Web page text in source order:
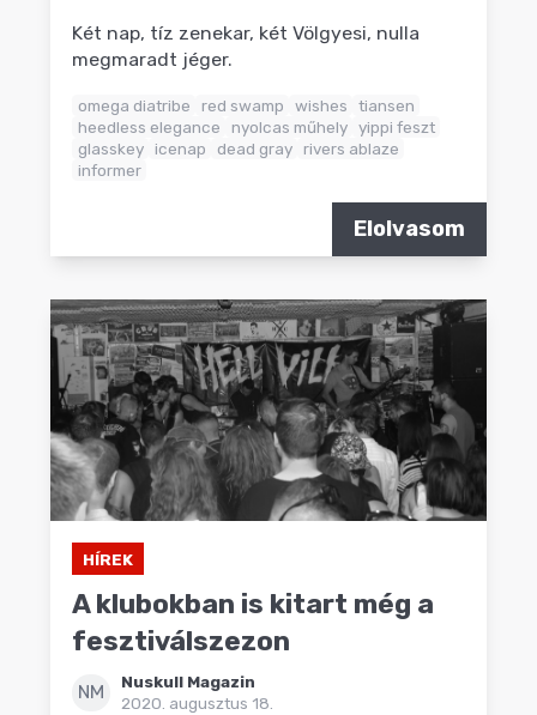
Két nap, tíz zenekar, két Völgyesi, nulla
megmaradt jéger.
omega diatribe red swamp wishes
tiansen
heedless elegance
nyolcas műhely yippi feszt
glasskey icenap dead gray rivers ablaze
informer
Elolvasom
HÍREK
A klubokban is kitart még a
fesztiválszezon
NM
Nuskull Magazin
2020. augusztus 18.